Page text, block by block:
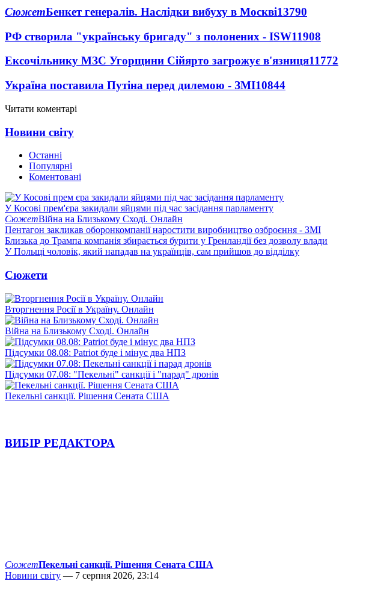
СюжетБенкет генералів. Наслідки вибуху в Москві13790
РФ створила "українську бригаду" з полонених - ISW11908
Ексочільнику МЗС Угорщини Сійярто загрожує в'язниця11772
Україна поставила Путіна перед дилемою - ЗМІ10844
Читати коментарі
Новини світу
Останні
Популярні
Коментовані
У Косові прем'єра закидали яйцями під час засідання парламенту
СюжетВійна на Близькому Сході. Онлайн
Пентагон закликав оборонкомпанії наростити виробництво озброєння - ЗМІ
Близька до Трампа компанія збирається бурити у Гренландії без дозволу влади
У Польщі чоловік, який нападав на українців, сам прийшов до відділку
Сюжети
Вторгнення Росії в Україну. Онлайн
Війна на Близькому Сході. Онлайн
Підсумки 08.08: Patriot буде і мінус два НПЗ
Підсумки 07.08: "Пекельні" санкції і "парад" дронів
Пекельні санкції. Рішення Сената США
ВИБІР РЕДАКТОРА
СюжетПекельні санкції. Рішення Сената США
Новини світу — 7 серпня 2026, 23:14